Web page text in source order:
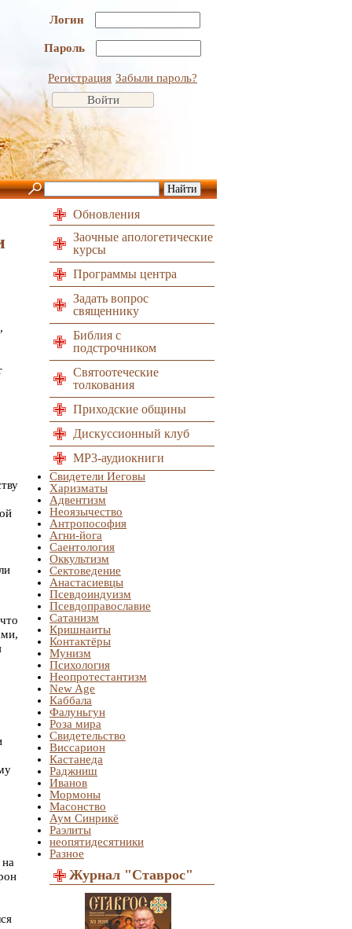
Логин
Пароль
Регистрация Забыли пароль?
Обновления
Заочные апологетические
курсы
Программы центра
Задать вопрос
священнику
Библия с
подстрочником
Святоотеческие
толкования
Приходские общины
Дискуссионный клуб
MP3-аудиокниги
Свидетели Иеговы
Харизматы
Адвентизм
Неоязычество
Антропософия
Агни-йога
Саентология
Оккультизм
Сектоведение
Анастасиевцы
Псевдоиндуизм
Псевдоправославие
Сатанизм
Кришнаиты
Контактёры
Мунизм
Психология
Неопротестантизм
New Age
Каббала
Фалуньгун
Роза мира
Свидетельство
Виссарион
Кастанеда
Раджниш
Иванов
Мормоны
Масонство
Аум Синрикё
Раэлиты
неопятидесятники
Разное
Журнал "Ставрос"